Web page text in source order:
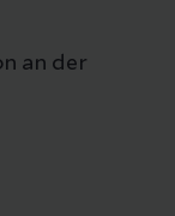
an der